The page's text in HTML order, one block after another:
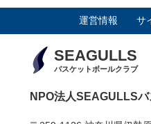
運営情報 サ
SEAGULLS
バスケットボールクラブ
NPO法人SEAGULLS